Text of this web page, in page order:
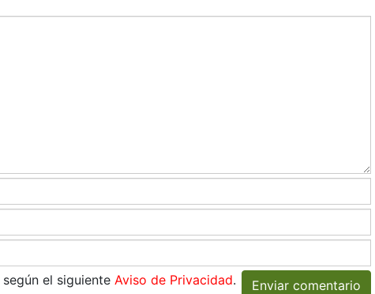
el siguiente Aviso de Privacidad. Enviar comentario